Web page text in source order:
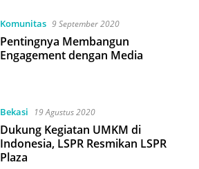
Komunitas 9 September 2020
Pentingnya Membangun
Engagement dengan Media
Bekasi 19 Agustus 2020
Dukung Kegiatan UMKM di
Indonesia, LSPR Resmikan LSPR
Plaza